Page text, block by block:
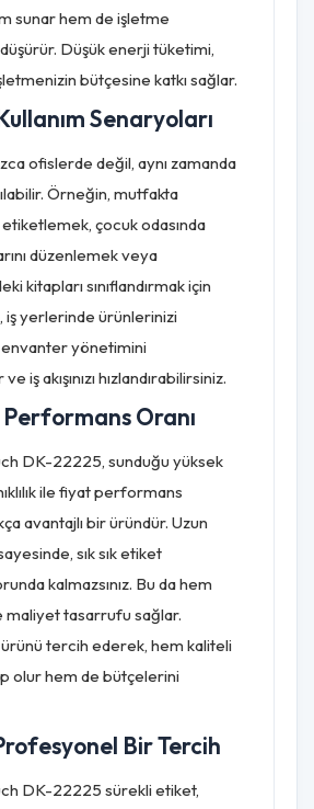
sunar hem de işletme
Düşük enerji tüketimi,
bütçesine katkı sağlar.
Senaryoları
ofislerde değil, aynı zamanda
Örneğin, mutfakta
etiketlemek, çocuk odasında
düzenlemek veya
kitapları sınıflandırmak için
iş yerlerinde ürünlerinizi
yönetimini
iş akışınızı hızlandırabilirsiniz.
Oranı
DK-22225, sunduğu yüksek
ile fiyat performans
avantajlı bir üründür. Uzun
sık sık etiket
kalmazsınız. Bu da hem
maliyet tasarrufu sağlar.
ürünü tercih ederek, hem kaliteli
olur hem de bütçelerini
Bir Tercih
DK-22225 sürekli etiket,